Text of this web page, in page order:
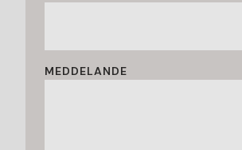
MEDDELANDE